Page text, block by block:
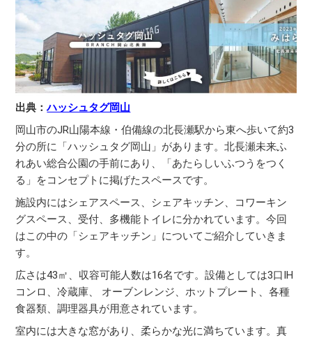
出典：ハッシュタグ岡山
岡山市のJR山陽本線・伯備線の北長瀬駅から東へ歩いて約3
分の所に「ハッシュタグ岡山」があります。北長瀬未来ふ
れあい総合公園の手前にあり、「あたらしいふつうをつく
る」をコンセプトに掲げたスペースです。
施設内にはシェアスペース、シェアキッチン、コワーキン
グスペース、受付、多機能トイレに分かれています。今回
はこの中の「シェアキッチン」についてご紹介していきま
す。
広さは43㎡、収容可能人数は16名です。設備としては3口IH
コンロ、冷蔵庫、 オーブンレンジ、ホットプレート、各種
食器類、調理器具が用意されています。
室内には大きな窓があり、柔らかな光に満ちています。真